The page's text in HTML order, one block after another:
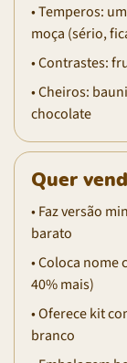
• Temperos:
moça (sério,
• Contrastes:
• Cheiros:
chocolate
Quer
• Faz versão
barato
• Coloca
40% mais)
• Oferece kit
branco